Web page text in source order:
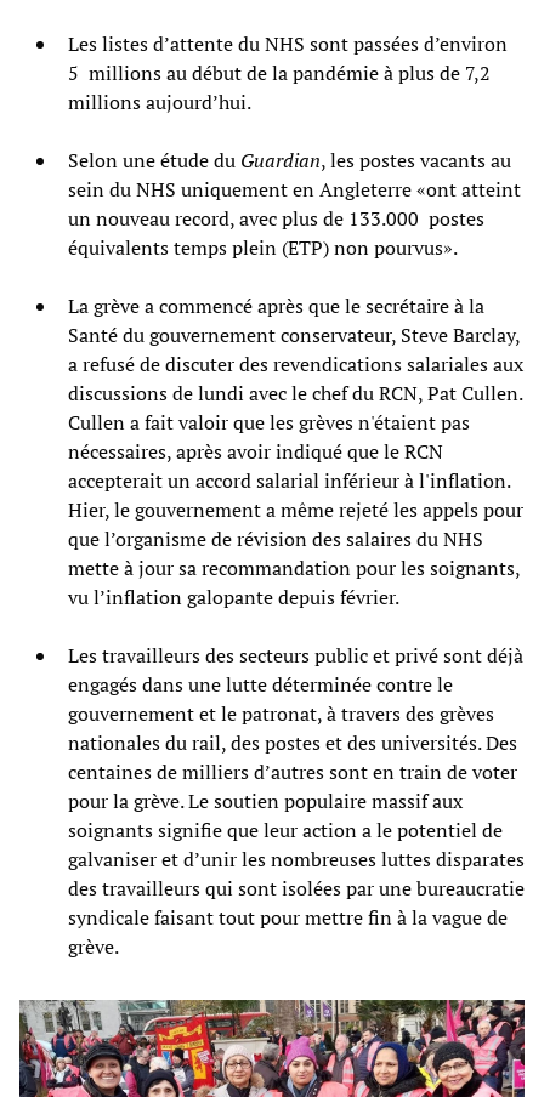
Les listes d’attente du NHS sont passées d’environ
5 millions au début de la pandémie à plus de 7,2
millions aujourd’hui.
Selon une étude du Guardian, les postes vacants au
sein du NHS uniquement en Angleterre «ont atteint
un nouveau record, avec plus de 133.000 postes
équivalents temps plein (ETP) non pourvus».
La grève a commencé après que le secrétaire à la
Santé du gouvernement conservateur, Steve Barclay,
a refusé de discuter des revendications salariales aux
discussions de lundi avec le chef du RCN, Pat Cullen.
Cullen a fait valoir que les grèves n'étaient pas
nécessaires, après avoir indiqué que le RCN
accepterait un accord salarial inférieur à l'inflation.
Hier, le gouvernement a même rejeté les appels pour
que l’organisme de révision des salaires du NHS
mette à jour sa recommandation pour les soignants,
vu l’inflation galopante depuis février.
Les travailleurs des secteurs public et privé sont déjà
engagés dans une lutte déterminée contre le
gouvernement et le patronat, à travers des grèves
nationales du rail, des postes et des universités. Des
centaines de milliers d’autres sont en train de voter
pour la grève. Le soutien populaire massif aux
soignants signifie que leur action a le potentiel de
galvaniser et d’unir les nombreuses luttes disparates
des travailleurs qui sont isolées par une bureaucratie
syndicale faisant tout pour mettre fin à la vague de
grève.